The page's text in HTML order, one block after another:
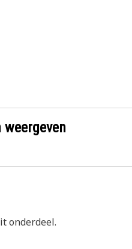
onderdeel.